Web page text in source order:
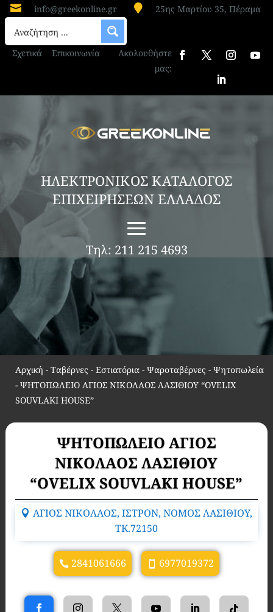
 info@greekonline.gr  25ης Μαρτίου 35, Πέραμα
Σχετικά Επικοινωνία
Ακολουθήστε
μας:
ΗΛΕΚΤΡΟΝΙΚΟΣ ΚΑΤΑΛΟΓΟΣ
ΕΠΙΧΕΙΡΗΣΕΩΝ ΕΛΛΑΔΟΣ
Τηλ: 211 215 4693
Αρχική - Ταβέρνες - Εστιατόρια - Ψαροταβέρνες - Ψητοπωλεία
- ΨΗΤΟΠΩΛΕΙΟ ΑΓΙΟΣ ΝΙΚΟΛΑΟΣ ΛΑΣΙΘΙΟΥ “OVELIX
SOUVLAKI HOUSE”
ΨΗΤΟΠΩΛΕΙΟ ΑΓΙΟΣ
ΝΙΚΟΛΑΟΣ ΛΑΣΙΘΙΟΥ
“OVELIX SOUVLAKI HOUSE”
ΑΓΙΟΣ ΝΙΚΟΛΑΟΣ, ΙΣΤΡΟΝ, ΝΟΜΟΣ ΛΑΣΙΘΙΟΥ,
TK.72150
2841061666 6977019372